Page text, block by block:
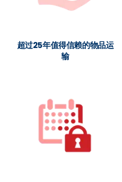
超过25年值得信赖的物品运
输